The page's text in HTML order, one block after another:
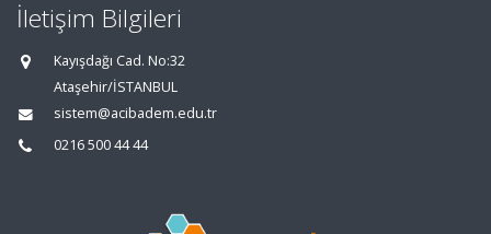
İletişim Bilgileri
Kayışdağı Cad. No:32
Ataşehir/İSTANBUL
sistem@acibadem.edu.tr
0216 500 44 44